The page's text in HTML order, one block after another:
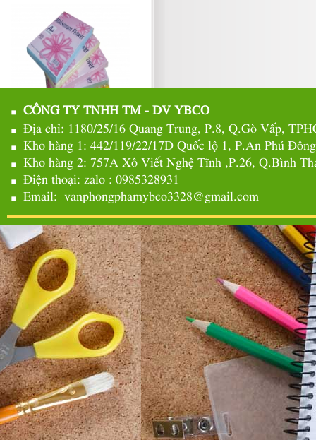
CÔNG TY TNHH TM - DV YBCO
Địa chỉ: 1180/25/16 Quang Trung, P.8, Q.Gò Vấp,
Kho hàng 1: 442/119/22/17D Quốc lộ 1, P.An Phú
Kho hàng 2: 757A Xô Viết Nghệ Tĩnh ,P.26, Q.Bình
Điện thoại: zalo : 0985328931
Email: vanphongphamybco3328@gmail.com